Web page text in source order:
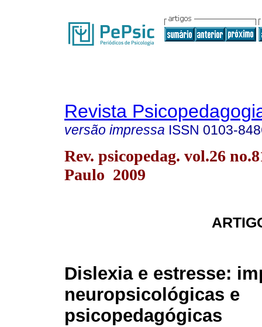
Revista
versão impressa ISSN 0103-
Rev. psicopedag. vol.26
Paulo 2009
Dislexia e estresse:
neuropsicológicas e
psicopedagógicas